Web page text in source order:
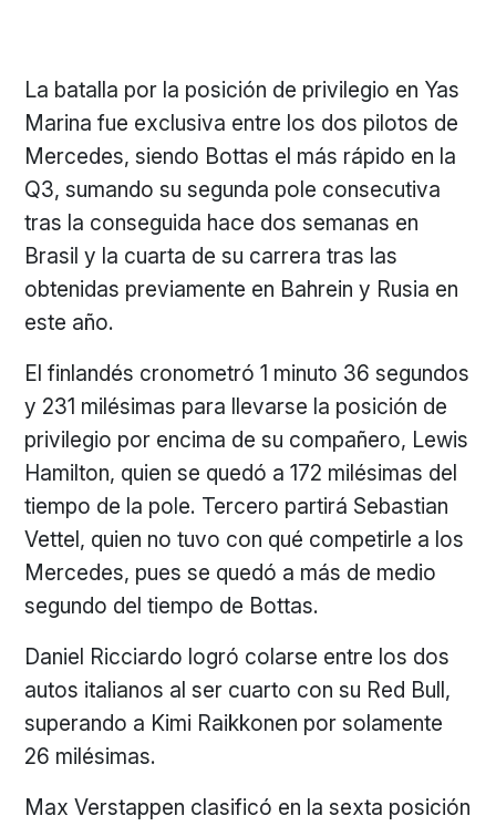
La batalla por la posición de privilegio en Yas
Marina fue exclusiva entre los dos pilotos de
Mercedes, siendo Bottas el más rápido en la
Q3, sumando su segunda pole consecutiva
tras la conseguida hace dos semanas en
Brasil y la cuarta de su carrera tras las
obtenidas previamente en Bahrein y Rusia en
este año.
El finlandés cronometró 1 minuto 36 segundos
y 231 milésimas para llevarse la posición de
privilegio por encima de su compañero, Lewis
Hamilton, quien se quedó a 172 milésimas del
tiempo de la pole. Tercero partirá Sebastian
Vettel, quien no tuvo con qué competirle a los
Mercedes, pues se quedó a más de medio
segundo del tiempo de Bottas.
Daniel Ricciardo logró colarse entre los dos
autos italianos al ser cuarto con su Red Bull,
superando a Kimi Raikkonen por solamente
26 milésimas.
Max Verstappen clasificó en la sexta posición